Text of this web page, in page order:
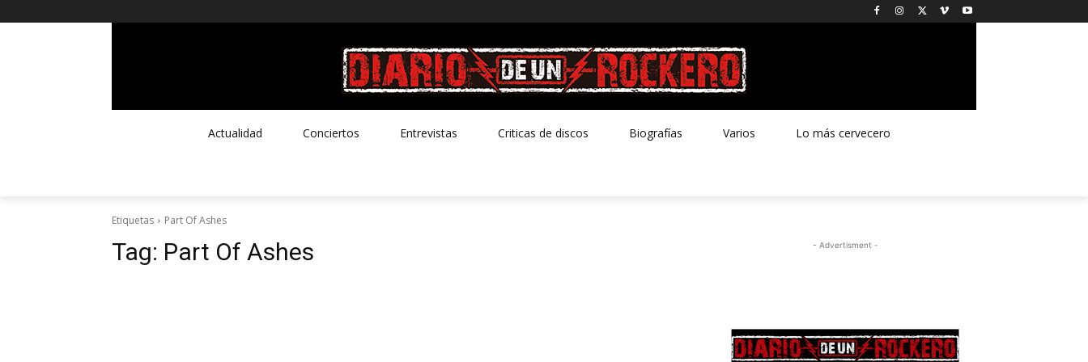
Actualidad Conciertos Entrevistas Criticas de discos Biografías Varios Lo más cervecero
Etiquetas Part Of Ashes
Tag: Part Of Ashes - Advertisment -